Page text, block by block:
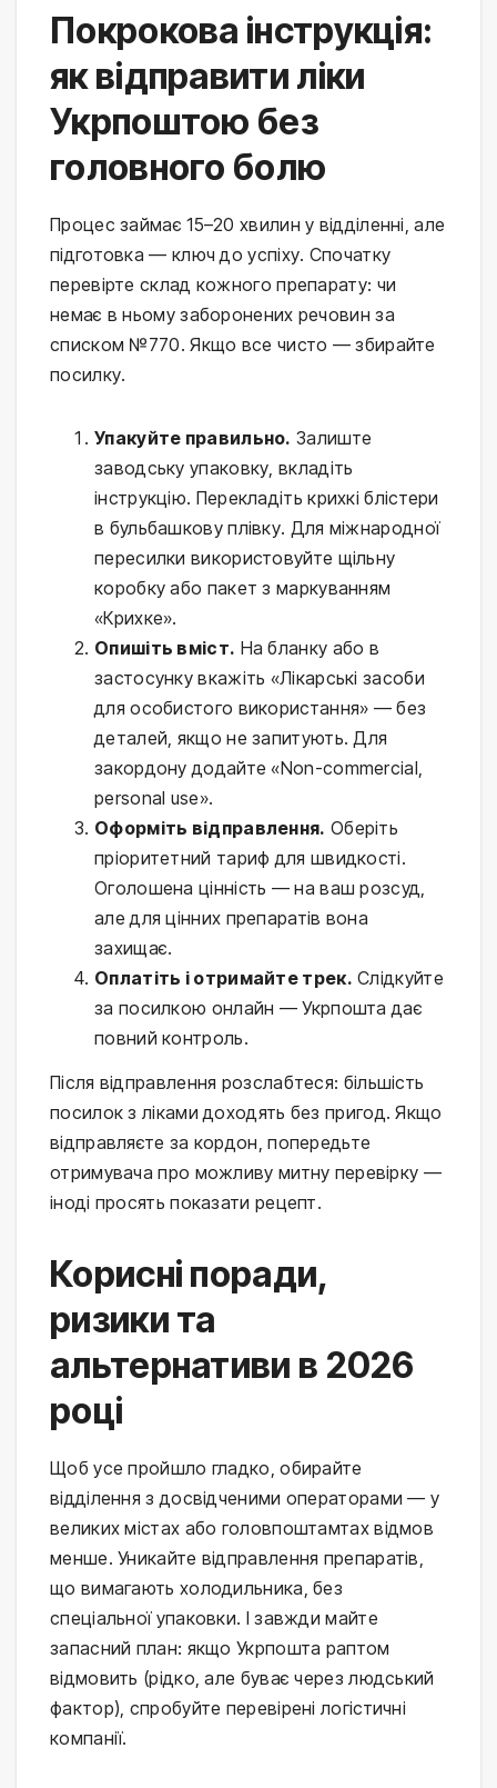
Покрокова інструкція:
як відправити ліки
Укрпоштою без
головного болю
Процес займає 15–20 хвилин у відділенні, але
підготовка — ключ до успіху. Спочатку
перевірте склад кожного препарату: чи
немає в ньому заборонених речовин за
списком №770. Якщо все чисто — збирайте
посилку.
Упакуйте правильно. Залиште
заводську упаковку, вкладіть
інструкцію. Перекладіть крихкі блістери
в бульбашкову плівку. Для міжнародної
пересилки використовуйте щільну
коробку або пакет з маркуванням
«Крихке».
Опишіть вміст. На бланку або в
застосунку вкажіть «Лікарські засоби
для особистого використання» — без
деталей, якщо не запитують. Для
закордону додайте «Non-commercial,
personal use».
Оформіть відправлення. Оберіть
пріоритетний тариф для швидкості.
Оголошена цінність — на ваш розсуд,
але для цінних препаратів вона
захищає.
Оплатіть і отримайте трек. Слідкуйте
за посилкою онлайн — Укрпошта дає
повний контроль.
Після відправлення розслабтеся: більшість
посилок з ліками доходять без пригод. Якщо
відправляєте за кордон, попередьте
отримувача про можливу митну перевірку —
іноді просять показати рецепт.
Корисні поради,
ризики та
альтернативи в 2026
році
Щоб усе пройшло гладко, обирайте
відділення з досвідченими операторами — у
великих містах або головпоштамтах відмов
менше. Уникайте відправлення препаратів,
що вимагають холодильника, без
спеціальної упаковки. І завжди майте
запасний план: якщо Укрпошта раптом
відмовить (рідко, але буває через людський
фактор), спробуйте перевірені логістичні
компанії.